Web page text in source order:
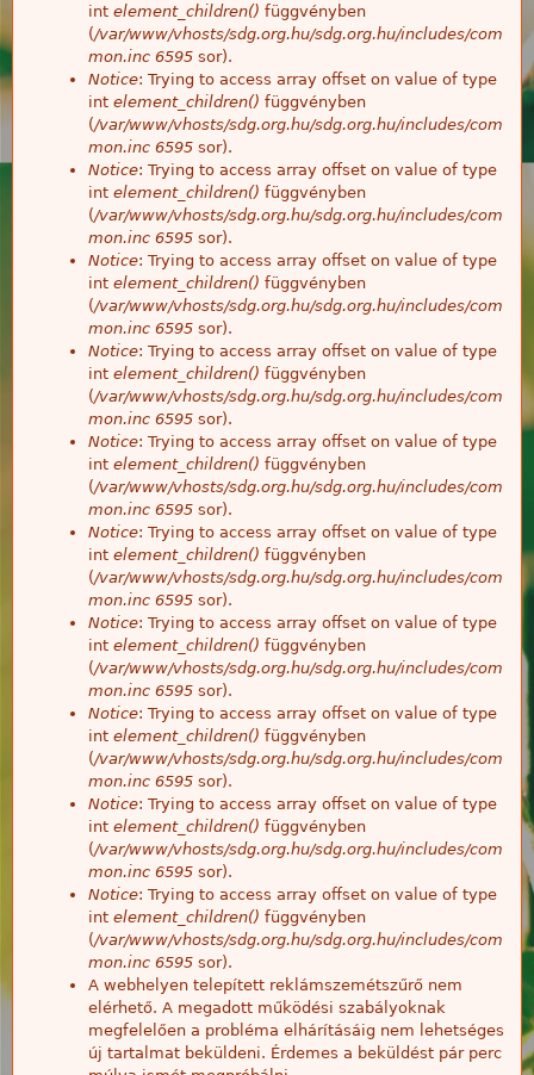
int element_children() függvényben
(/var/www/vhosts/sdg.org.hu/sdg.org.hu/includes/com
mon.inc 6595 sor).
Notice: Trying to access array offset on value of type
int element_children() függvényben
(/var/www/vhosts/sdg.org.hu/sdg.org.hu/includes/com
mon.inc 6595 sor).
Notice: Trying to access array offset on value of type
int element_children() függvényben
(/var/www/vhosts/sdg.org.hu/sdg.org.hu/includes/com
mon.inc 6595 sor).
Notice: Trying to access array offset on value of type
int element_children() függvényben
(/var/www/vhosts/sdg.org.hu/sdg.org.hu/includes/com
mon.inc 6595 sor).
Notice: Trying to access array offset on value of type
int element_children() függvényben
(/var/www/vhosts/sdg.org.hu/sdg.org.hu/includes/com
mon.inc 6595 sor).
Notice: Trying to access array offset on value of type
int element_children() függvényben
(/var/www/vhosts/sdg.org.hu/sdg.org.hu/includes/com
mon.inc 6595 sor).
Notice: Trying to access array offset on value of type
int element_children() függvényben
(/var/www/vhosts/sdg.org.hu/sdg.org.hu/includes/com
mon.inc 6595 sor).
Notice: Trying to access array offset on value of type
int element_children() függvényben
(/var/www/vhosts/sdg.org.hu/sdg.org.hu/includes/com
mon.inc 6595 sor).
Notice: Trying to access array offset on value of type
int element_children() függvényben
(/var/www/vhosts/sdg.org.hu/sdg.org.hu/includes/com
mon.inc 6595 sor).
Notice: Trying to access array offset on value of type
int element_children() függvényben
(/var/www/vhosts/sdg.org.hu/sdg.org.hu/includes/com
mon.inc 6595 sor).
Notice: Trying to access array offset on value of type
int element_children() függvényben
(/var/www/vhosts/sdg.org.hu/sdg.org.hu/includes/com
mon.inc 6595 sor).
A webhelyen telepített reklámszemétszűrő nem
elérhető. A megadott működési szabályoknak
megfelelően a probléma elhárításáig nem lehetséges
új tartalmat beküldeni. Érdemes a beküldést pár perc